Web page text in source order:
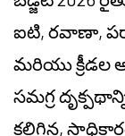
ఐటి, రవాణా,
మరియు క్రీడల
సమగ్ర
కలిగిన,